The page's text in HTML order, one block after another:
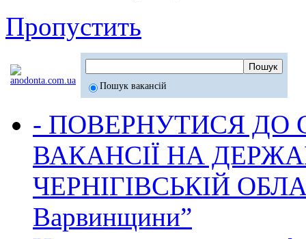
Пропустить
Пошук вакансій
- ПОВЕРНУТИСЯ ДО
ВАКАНСІЇ НА
ЧЕРНІГІВСЬКІЙ
Варвинщини”